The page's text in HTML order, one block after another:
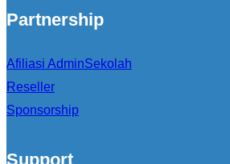
Partnership
Afiliasi AdminSekolah
Reseller
Sponsorship
Support